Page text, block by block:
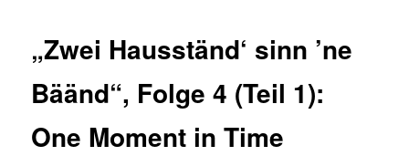
„Zwei Hausständ‘ sinn ’ne
Bäänd“, Folge 4 (Teil 1):
One Moment in Time